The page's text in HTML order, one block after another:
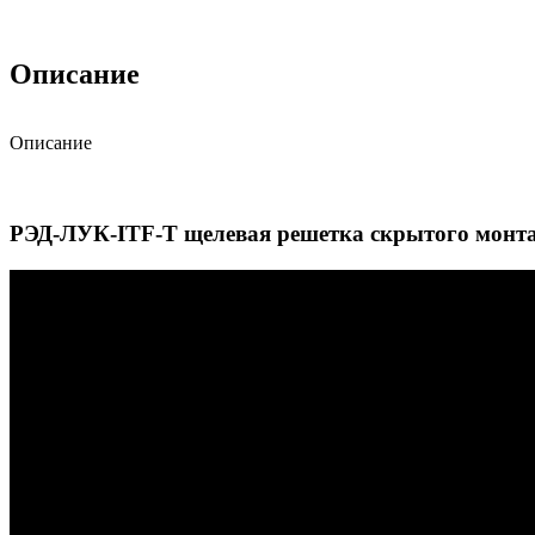
Описание
Описание
РЭД-ЛУК-ITF-Т щелевая решетка скрытого